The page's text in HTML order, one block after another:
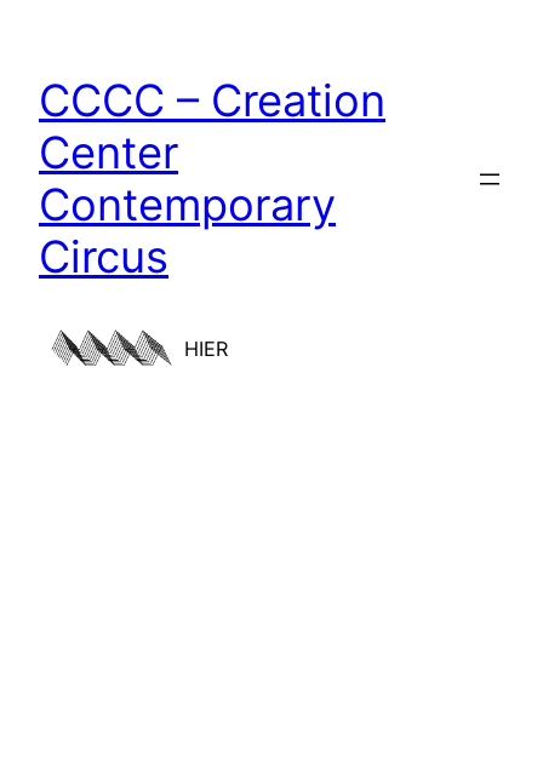
CCCC – Creation
Center
Contemporary
Circus
HIER